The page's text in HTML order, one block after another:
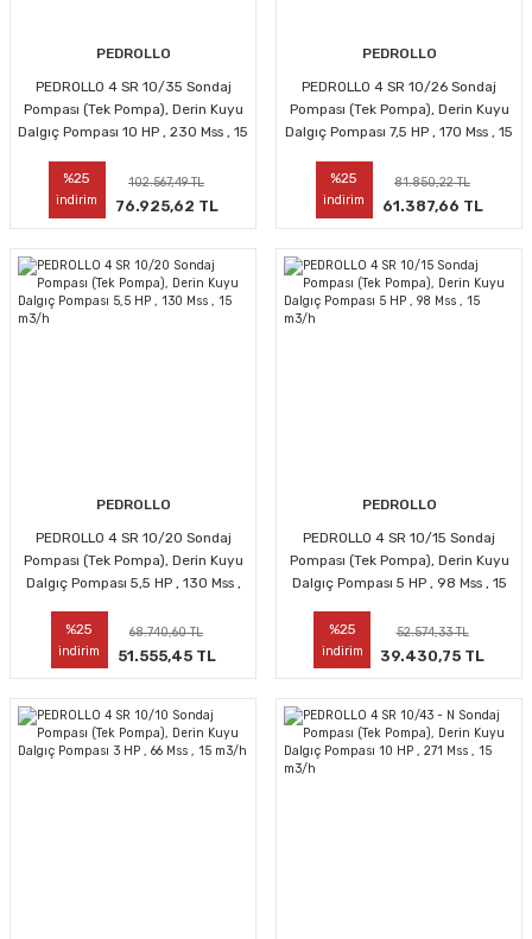
PEDROLLO
PEDROLLO 4 SR 10/35 Sondaj
Pompası (Tek Pompa), Derin Kuyu
Dalgıç Pompası 10 HP , 230 Mss , 15
%25
indirim
102.567,49 TL
76.925,62 TL
PEDROLLO
PEDROLLO 4 SR 10/26 Sondaj
Pompası (Tek Pompa), Derin Kuyu
Dalgıç Pompası 7,5 HP , 170 Mss , 15
%25
indirim
81.850,22 TL
61.387,66 TL
PEDROLLO
PEDROLLO 4 SR 10/20 Sondaj
Pompası (Tek Pompa), Derin Kuyu
Dalgıç Pompası 5,5 HP , 130 Mss ,
%25
indirim
68.740,60 TL
51.555,45 TL
PEDROLLO
PEDROLLO 4 SR 10/15 Sondaj
Pompası (Tek Pompa), Derin Kuyu
Dalgıç Pompası 5 HP , 98 Mss , 15
%25
indirim
52.574,33 TL
39.430,75 TL